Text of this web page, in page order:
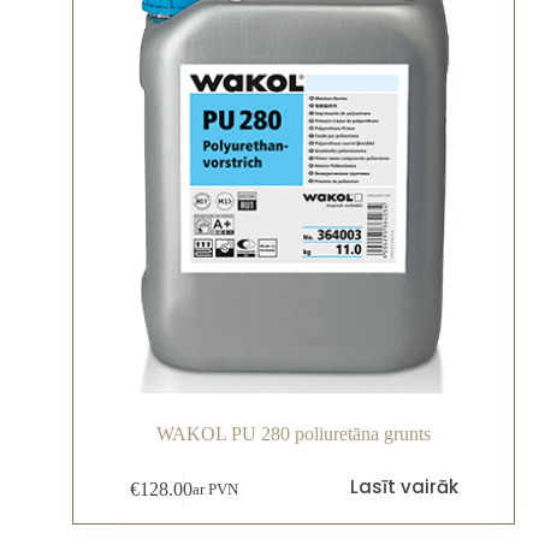
WAKOL PU 280 poliuretāna grunts
€128.00ar PVN Lasīt vairāk